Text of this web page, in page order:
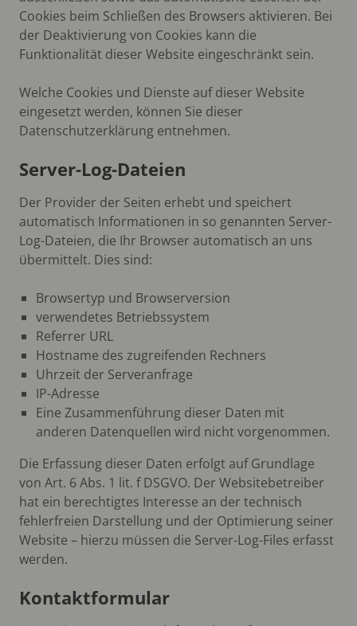
Cookies beim Schließen des Browsers aktivieren. Bei
der Deaktivierung von Cookies kann die
Funktionalität dieser Website eingeschränkt sein.
Welche Cookies und Dienste auf dieser Website
eingesetzt werden, können Sie dieser
Datenschutzerklärung entnehmen.
Server-Log-Dateien
Der Provider der Seiten erhebt und speichert
automatisch Informationen in so genannten Server-
Log-Dateien, die Ihr Browser automatisch an uns
übermittelt. Dies sind:
Browsertyp und Browserversion
verwendetes Betriebssystem
Referrer URL
Hostname des zugreifenden Rechners
Uhrzeit der Serveranfrage
IP-Adresse
Eine Zusammenführung dieser Daten mit
anderen Datenquellen wird nicht vorgenommen.
Die Erfassung dieser Daten erfolgt auf Grundlage
von Art. 6 Abs. 1 lit. f DSGVO. Der Websitebetreiber
hat ein berechtigtes Interesse an der technisch
fehlerfreien Darstellung und der Optimierung seiner
Website – hierzu müssen die Server-Log-Files erfasst
werden.
Kontaktformular